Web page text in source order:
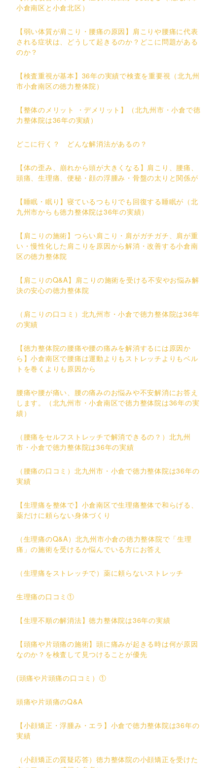
小倉南区と小倉北区）
【弱い体質が肩こり・腰痛の原因】肩こりや腰痛に代表
される症状は、どうして起きるのか？どこに問題がある
のか？
【検査重視が基本】36年の実績で検査を重要視（北九州
市小倉南区の徳力整体院）
【整体のメリット ・デメリット】（北九州市・小倉で徳
力整体院は36年の実績）
どこに行く？ どんな解消法があるの？
【体の歪み、崩れから頭が大きくなる】肩こり、腰痛、
頭痛、生理痛、便秘・顔の浮腫み・骨盤の太りと関係が
【睡眠・眠り】寝ているつもりでも回復する睡眠が（北
九州市からも徳力整体院は36年の実績）
【肩こりの施術】つらい肩こり・肩がガチガチ、肩が重
い・慢性化した肩こりを原因から解消・改善する小倉南
区の徳力整体院
【肩こりのQ&A】肩こりの施術を受ける不安やお悩み解
決の安心の徳力整体院
（肩こりの口コミ）北九州市・小倉で徳力整体院は36年
の実績
【徳力整体院の腰痛や腰の痛みを解消するには原因か
ら】小倉南区で腰痛は運動よりもストレッチよりもベル
トを巻くよりも原因から
腰痛や腰が痛い、腰の痛みのお悩みや不安解消にお答え
します。（北九州市・小倉南区で徳力整体院は36年の実
績）
（腰痛をセルフストレッチで解消できるの？）北九州
市・小倉で徳力整体院は36年の実績
（腰痛の口コミ）北九州市・小倉で徳力整体院は36年の
実績
【生理痛を整体で】小倉南区で生理痛整体で和らげる、
薬だけに頼らない身体づくり
（生理痛のQ&A）北九州市小倉の徳力整体院で「生理
痛」の施術を受けるか悩んでいる方にお答え
（生理痛をストレッチで）薬に頼らないストレッチ
生理痛の口コミ①
【生理不順の解消法】徳力整体院は36年の実績
【頭痛や片頭痛の施術】頭に痛みが起きる時は何が原因
なのか？を検査して見つけることが優先
(頭痛や片頭痛の口コミ）①
頭痛や片頭痛のQ&A
【小顔矯正・浮腫み・エラ】小倉で徳力整体院は36年の
実績
（小顔矯正の質疑応答）徳力整体院の小顔矯正を受けた